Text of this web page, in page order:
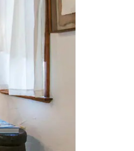
durch Berühren oder Wischgesten.